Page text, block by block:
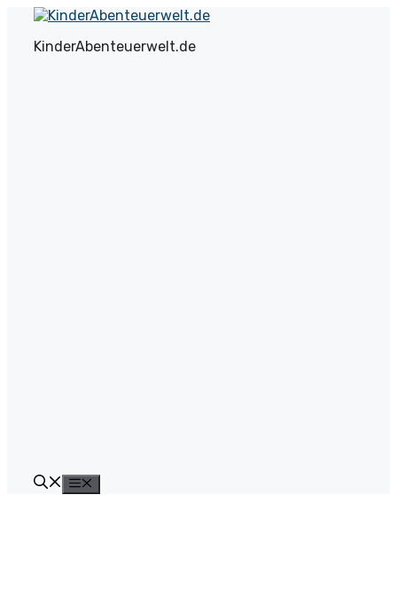
Zum
springen
KinderAbenteuerwelt.de